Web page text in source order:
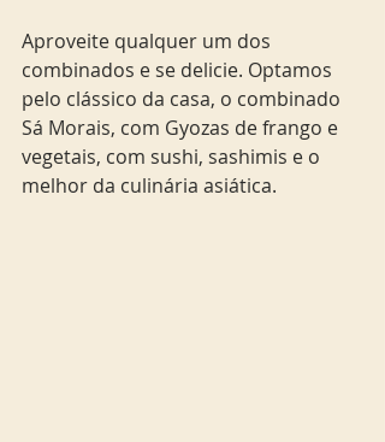
Aproveite qualquer um dos
combinados e se delicie. Optamos
pelo clássico da casa, o combinado
Sá Morais, com Gyozas de frango e
vegetais, com sushi, sashimis e o
melhor da culinária asiática.